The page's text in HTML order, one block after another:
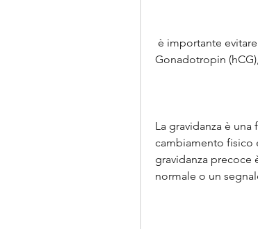
Gonadotropin
La gravidanza è
cambiamento fisico
gravidanza precoce
normale o un